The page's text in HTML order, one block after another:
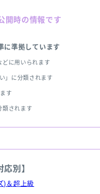
開時の情報です
に準拠しています
どに用いられます
」に分類されます
す
類されます
別】
)＆超上級